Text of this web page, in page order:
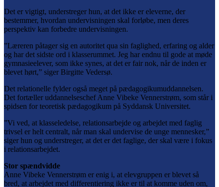
Det er vigtigt, understreger hun, at det ikke er eleverne, der
bestemmer, hvordan undervisningen skal forløbe, men deres
perspektiv kan forbedre undervisningen.
”Læreren påtager sig en autoritet qua sin faglighed, erfaring og alder
og har det sidste ord i klasserummet. Jeg har endnu til gode at møde
gymnasieelever, som ikke synes, at det er fair nok, når de inden er
blevet hørt,” siger Birgitte Vedersø.
Det relationelle fylder også meget på pædagogikumuddannelsen.
Det fortæller uddannelseschef Anne Vibeke Vennerstrøm, som står i
spidsen for teoretisk pædagogikum på Syddansk Universitet.
”Vi ved, at klasseledelse, relationsarbejde og arbejdet med faglig
trivsel er helt centralt, når man skal undervise de unge mennesker,”
siger hun og understreger, at det er det faglige, der skal være i fokus
i relationsarbejdet.
Stor spændvidde
Anne Vibeke Vennerstrøm er enig i, at elevgruppen er blevet så
bred, at arbejdet med differentiering ikke er til at komme uden om,